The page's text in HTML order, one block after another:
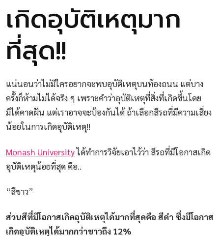
เกิดอุบัติเหตุมาก
ที่สุด!!
แน่นอนว่าไม่มีใครอยากจะพบอุบัติเหตุบนท้องถนน แต่บาง
ครั้งก็ห้ามไม่ได้จริง ๆ เพราะคำว่าอุบัติเหตุที่สิ่งที่เกิดขึ้นโดย
มิได้คาดฝัน แต่เราอาจจะป้องกันได้ ถ้าเลือกสีรถที่มีความเสี่ยง
น้อยในการเกิดอุบัติเหตุ!!
Monash Universityได้ทำการวิจัยเอาไว้ว่า สีรถที่มีโอกาสเกิด
อุบัติเหตุน้อยที่สุด คือ..
“สีขาว”
ส่วนสีที่มีโอกาสเกิดอุบัติเหตุได้มากที่สุดคือ สีดำ ซึ่งมีโอกาส
เกิดอุบัติเหตุได้มากกว่าขาวถึง 12%